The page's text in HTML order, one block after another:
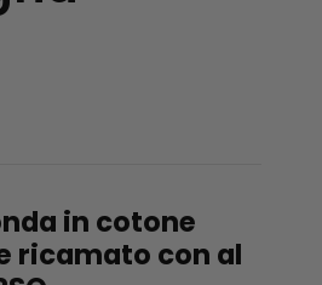
in cotone
ricamato con al